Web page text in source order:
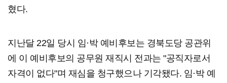
혔다.
지난달 22일 당시 임·박 예비후보는 경북도당 공관위
에 이 예비후보의 공무원 재직시 전과는 "공직자로서
자격이 없다"며 재심을 청구했으나 기각됐다. 임·박 예